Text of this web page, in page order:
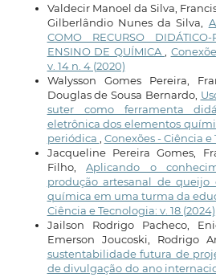
Valdecir Manoel da Silva,
Gilberlândio Nunes da Silva,
COMO RECURSO
ENSINO DE QUÍMICA
v. 14 n. 4 (2020)
Walysson Gomes Pereira,
Douglas de Sousa Bernardo,
suter como ferramenta
eletrônica dos elementos
periódica
Conexões - Ciência e
Jacqueline Pereira Gomes,
Filho,Aplicando o
produção artesanal de
química em uma turma da
Ciência e Tecnologia: v. 18 (2024)
Jailson Rodrigo Pacheco,
Emerson Joucoski, Rodrigo
sustentabilidade futura de
de divulgação do ano